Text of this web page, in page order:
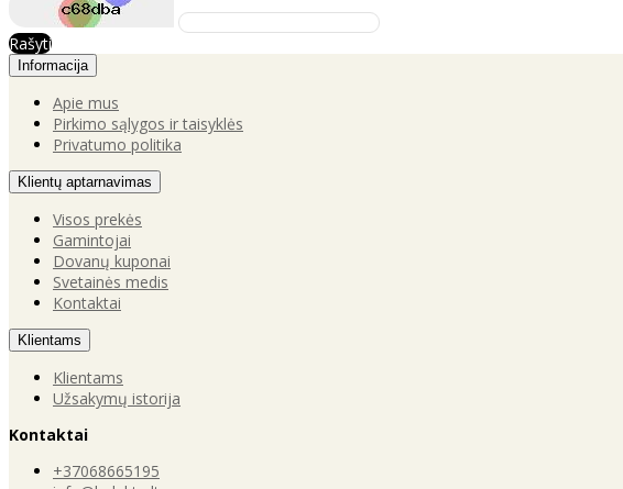
Rašyti
Informacija
Apie mus
Pirkimo sąlygos ir taisyklės
Privatumo politika
Klientų aptarnavimas
Visos prekės
Gamintojai
Dovanų kuponai
Svetainės medis
Kontaktai
Klientams
Klientams
Užsakymų istorija
Kontaktai
+37068665195